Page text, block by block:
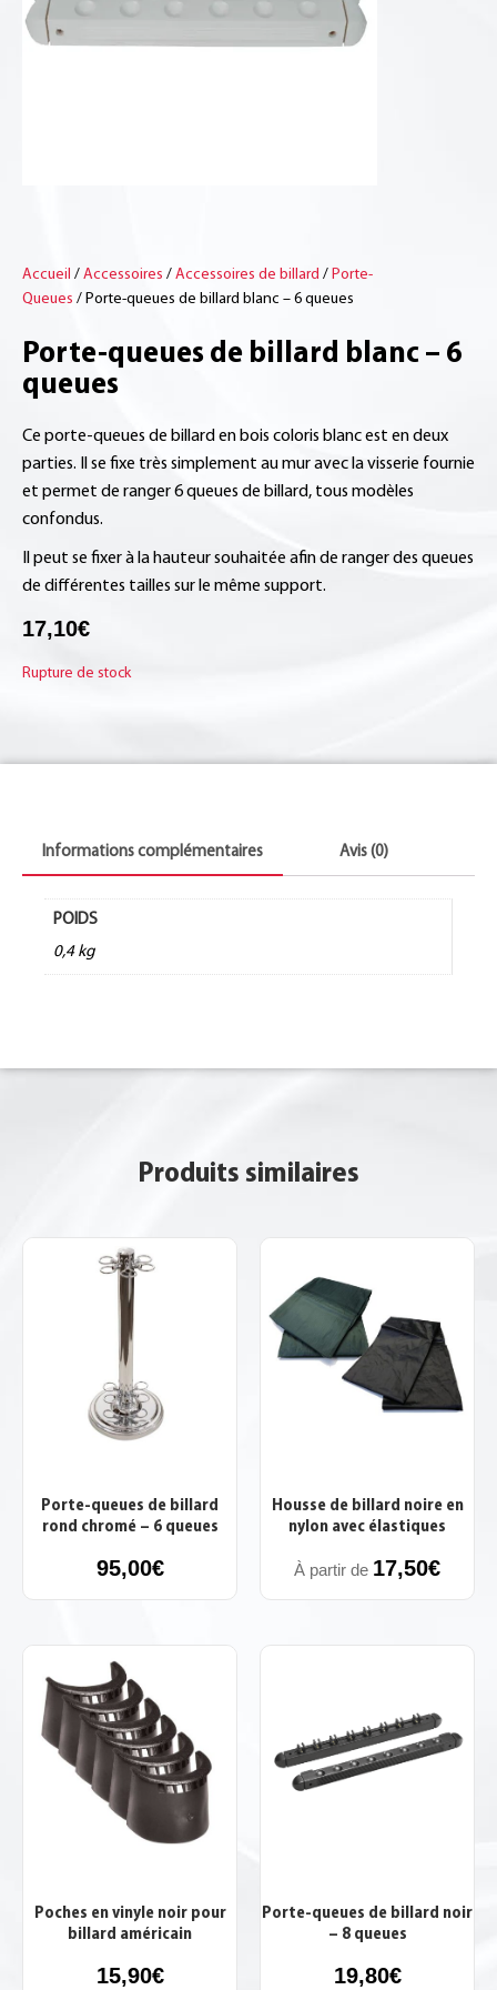
Accueil / Accessoires / Accessoires de billard / Porte-
Queues / Porte-queues de billard blanc – 6 queues
Porte-queues de billard blanc – 6
queues
Ce porte-queues de billard en bois coloris blanc est en deux
parties. Il se fixe très simplement au mur avec la visserie fournie
et permet de ranger 6 queues de billard, tous modèles
confondus.
Il peut se fixer à la hauteur souhaitée afin de ranger des queues
de différentes tailles sur le même support.
17,10€
Rupture de stock
Informations complémentaires Avis (0)
POIDS
0,4 kg
Produits similaires
Porte-queues de billard
rond chromé – 6 queues
95,00€
Housse de billard noire en
nylon avec élastiques
À partir de 17,50€
Poches en vinyle noir pour
billard américain
15,90€
Porte-queues de billard noir
– 8 queues
19,80€